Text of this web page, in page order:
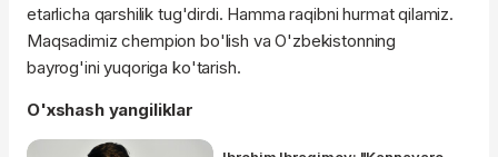
etarlicha qarshilik tug'dirdi. Hamma raqibni hurmat qilamiz.
Maqsadimiz chempion bo'lish va O'zbekistonning
bayrog'ini yuqoriga ko'tarish.
O'xshash yangiliklar